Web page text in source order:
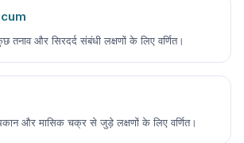
तनाव और सिरदर्द संबंधी लक्षणों के लिए वर्णित।
थकान और मासिक चक्र से जुड़े लक्षणों के लिए वर्णित।